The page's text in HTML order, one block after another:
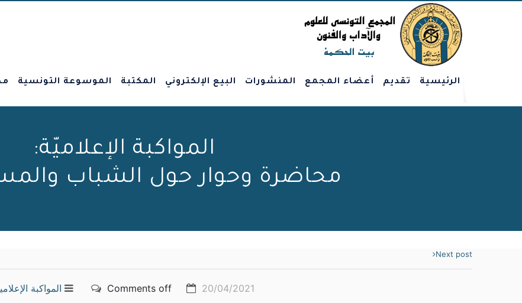
الرئيسية تقديم أعضاء المجمع المنشورات البيع الإلكتروني المكتبة الموسوعة التونسية
المواكبة الإعلاميّة:
محاضرة وحوار حول الشباب
Next post
20/04/2021
Comments off المواكبة